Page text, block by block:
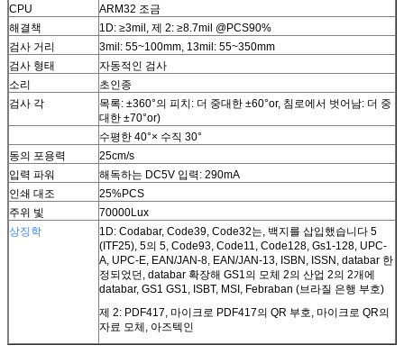
CPU
ARM32 조금
해결책
1D: ≥3mil, 제 2: ≥8.7mil @PCS90%
검사 거리
3mil: 55~100mm, 13mil: 55~350mm
검사 형태
자동적인 검사
소리
초인종
검사 각
목록: ±360°의 피치: 더 중대한 ±60°or, 침로에서 벗어남: 더 중
대한 ±70°or)
수평한 40°× 수직 30°
동의 포용력
25cm/s
입력 파워
해독하는 DC5V 입력: 290mA
인쇄 대조
25%PCS
주위 빛
70000Lux
상징학
1D: Codabar, Code39, Code32는, 백지를 삽입했습니다 5
(ITF25), 5의 5, Code93, Code11, Code128, Gs1-128, UPC-
A, UPC-E, EAN/JAN-8, EAN/JAN-13, ISBN, ISSN, databar 한
정되었던, databar 확장해 GS1의 모체 2의 산업 2의 2개에
databar, GS1 GS1, ISBT, MSI, Febraban (브라질 은행 부호)
제 2: PDF417, 마이크로 PDF417의 QR 부호, 마이크로 QR의
자료 모체, 아즈텍인